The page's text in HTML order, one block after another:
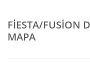
FİESTA/FUSİON
MAPA